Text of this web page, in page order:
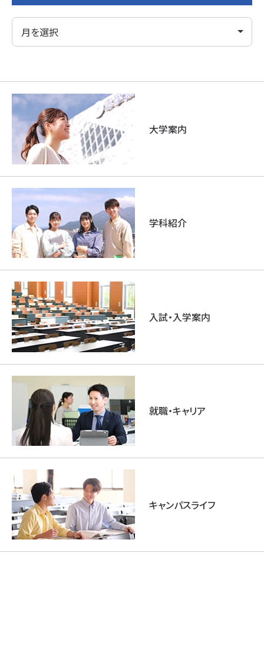
大学案内
学科紹介
入試・入学案内
就職・キャリア
キャンパスライフ